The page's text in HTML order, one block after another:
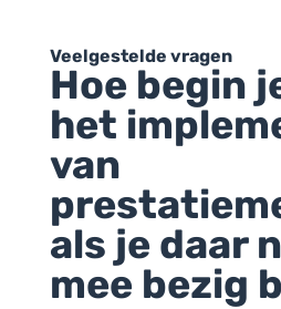
Veelgestelde vragen
Hoe begin
het
van
als je daar
mee bezig